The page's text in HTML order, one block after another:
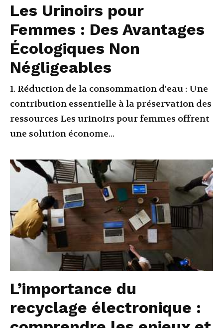
Les Urinoirs pour
Femmes : Des Avantages
Écologiques Non
Négligeables
1. Réduction de la consommation d'eau : Une
contribution essentielle à la préservation des
ressources Les urinoirs pour femmes offrent
une solution économe...
L’importance du
recyclage électronique :